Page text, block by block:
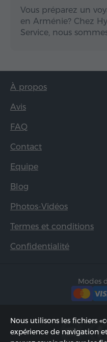
Vous préparez un
en Arménie? Chez
Service, nous
À propos
Avis
FAQ
Contact
Equipe
Blog
Photos-Vidéos
Termes et conditions
Confidentialité
Modes
Nous utilisons les fichiers
expérience de navigation